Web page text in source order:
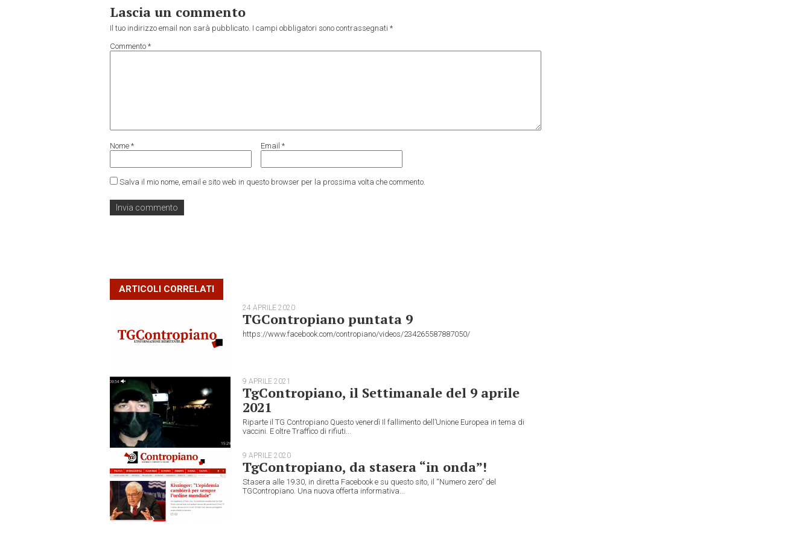
Lascia un commento
Il tuo indirizzo email non sarà pubblicato. I campi obbligatori sono contrassegnati *
Commento *
Nome * Email *
Salva il mio nome, email e sito web in questo browser per la prossima volta che commento.
ARTICOLI CORRELATI
24 APRILE 2020
TGContropiano puntata 9
https://www.facebook.com/contropiano/videos/234265587887050/
9 APRILE 2021
TgContropiano, il Settimanale del 9 aprile
2021
Riparte il TG Contropiano Questo venerdì Il fallimento dell’Unione Europea in tema di
vaccini. E oltre Traffico di rifiuti...
9 APRILE 2020
TgContropiano, da stasera “in onda”!
Stasera alle 19.30, in diretta Facebook e su questo sito, il “Numero zero” del
TGContropiano. Una nuova offerta informativa...